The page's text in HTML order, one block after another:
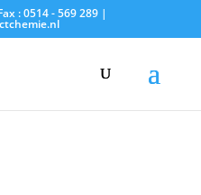
: 0514 - 569 289 |